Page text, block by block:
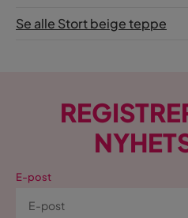
Se alle Stort beige teppe
E-post